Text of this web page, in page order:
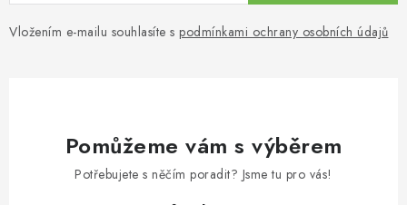
Vložením e-mailu souhlasíte s podmínkami ochrany osobních údajů
Pomůžeme vám s výběrem
Potřebujete s něčím poradit? Jsme tu pro vás!